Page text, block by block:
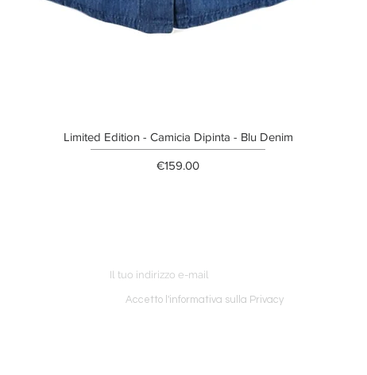
Limited Edition - Camicia Dipinta - Blu Denim
Price
€159.00
Accetto l'informativa sulla Privacy